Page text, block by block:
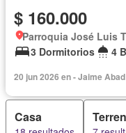
$ 160.000
Parroquia José Luis
3 Dormitorios
4
20 jun 2026 en - Jaime Abad
Casa